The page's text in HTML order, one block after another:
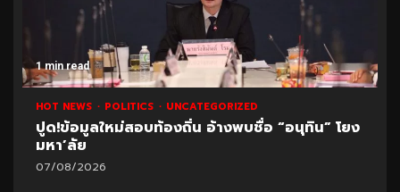
1 min read
HOT NEWS POLITICS UNCATEGORIZED
ปูด!ข้อมูลใหม่สอบท้องถิ่น อ้างพบชื่อ “อนุทิน” โยง
มหา’ลัย
07/08/2026